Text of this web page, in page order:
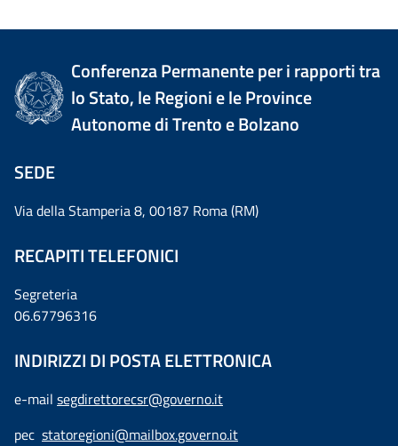
Conferenza Permanente per i rapporti tra
lo Stato, le Regioni e le Province
Autonome di Trento e Bolzano
SEDE
Via della Stamperia 8, 00187 Roma (RM)
RECAPITI TELEFONICI
Segreteria
06.67796316
INDIRIZZI DI POSTA ELETTRONICA
e-mail segdirettorecsr@governo.it
pec statoregioni@mailbox.governo.it